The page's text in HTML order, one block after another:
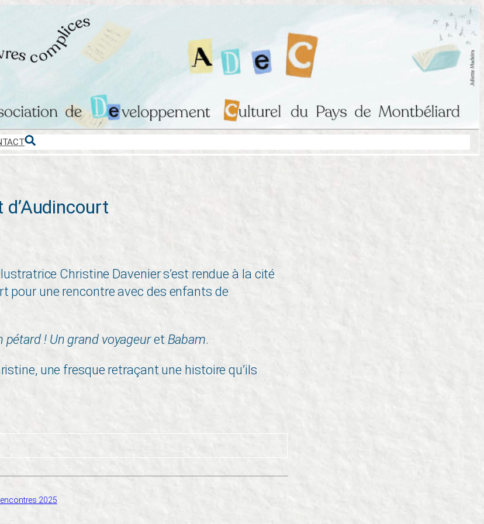
Christine Davenier s’est rendue à la cité
pour une rencontre avec des enfants de
pétard ! Un grand voyageuret Babam.
une fresque retraçant une histoire qu’ils
2025